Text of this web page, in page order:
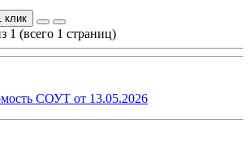
клик
1 (всего 1 страниц)
СОУТ от 13.05.2026